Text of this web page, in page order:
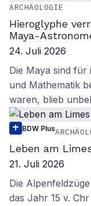
ARCHÄOLOGIE
Hieroglyphe
Maya-
24. Juli 2026
Die Maya sind
und Mathematik
waren, blieb
BDW Plus
Leben am
21. Juli 2026
Die
das Jahr 15 v.